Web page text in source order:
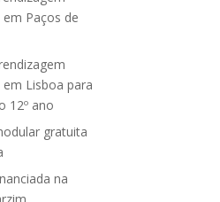
Paços de
Lisboa para
12º ano
gratuita
na